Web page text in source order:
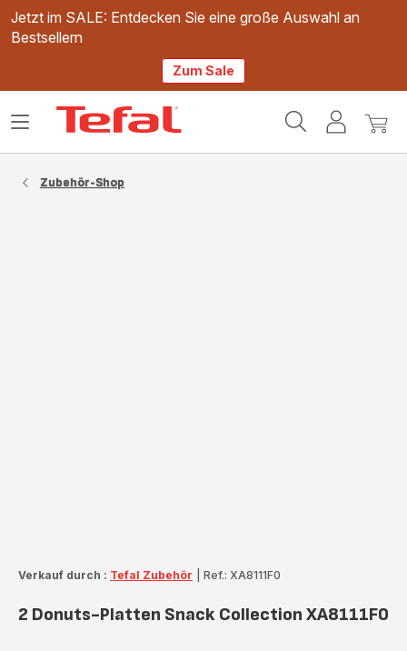
Jetzt im SALE: Entdecken Sie eine große Auswahl an
Bestsellern
Zum Sale
Mein
Mein
Das
Zubehör-Shop
Verkauf durch : Tefal Zubehör Ref.: XA8111F0
2 Donuts-Platten Snack Collection XA8111F0